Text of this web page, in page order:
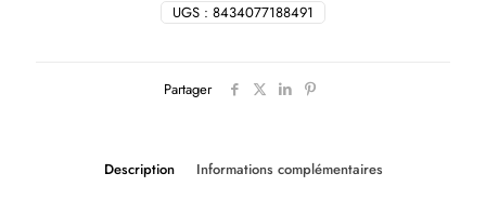
UGS : 8434077188491
Partager
Description Informations complémentaires